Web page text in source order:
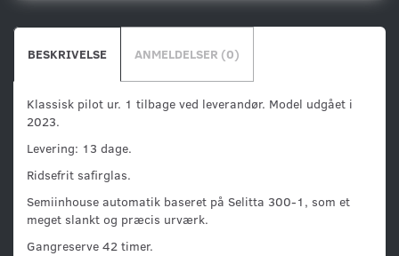
BESKRIVELSE ANMELDELSER (0)
Klassisk pilot ur. 1 tilbage ved leverandør. Model udgået i
2023.
Levering: 13 dage.
Ridsefrit safirglas.
Semiinhouse automatik baseret på Selitta 300-1, som et
meget slankt og præcis urværk.
Gangreserve 42 timer.